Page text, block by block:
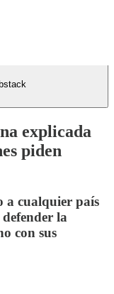
explicada
piden
a cualquier país
la
con sus